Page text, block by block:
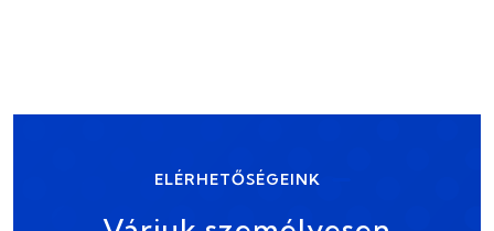
ELÉRHETŐSÉGEINK